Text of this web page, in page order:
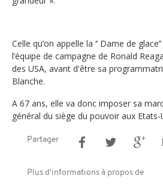
Celle qu’on appelle la ‘’ Dame de
l’équipe de campagne de Ronald
des USA, avant d'être sa
Blanche.
A 67 ans, elle va donc imposer sa
général du siège du pouvoir aux Etats-
Partager
Plus d'informations à propos de